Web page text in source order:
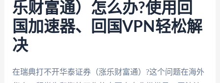
乐财富通）怎么办?使用回
国加速器、回国VPN轻松解
决
在瑞典打不开华泰证券（涨乐财富通）?这个问题在海外